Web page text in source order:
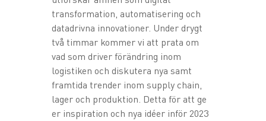
transformation, automatisering och
datadrivna innovationer. Under drygt
två timmar kommer vi att prata om
vad som driver förändring inom
logistiken och diskutera nya samt
framtida trender inom supply chain,
lager och produktion. Detta för att ge
er inspiration och nya idéer inför 2023